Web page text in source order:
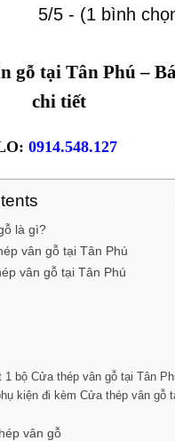
5/5 - (1 bình
gỗ tại Tân Phú –
chi tiết
0914.548.127
là gì?
vân gỗ tại Tân Phú
vân gỗ tại Tân Phú
1 bộ Cửa thép vân gỗ tại Tân
kiện đi kèm Cửa thép vân gỗ
vân gỗ